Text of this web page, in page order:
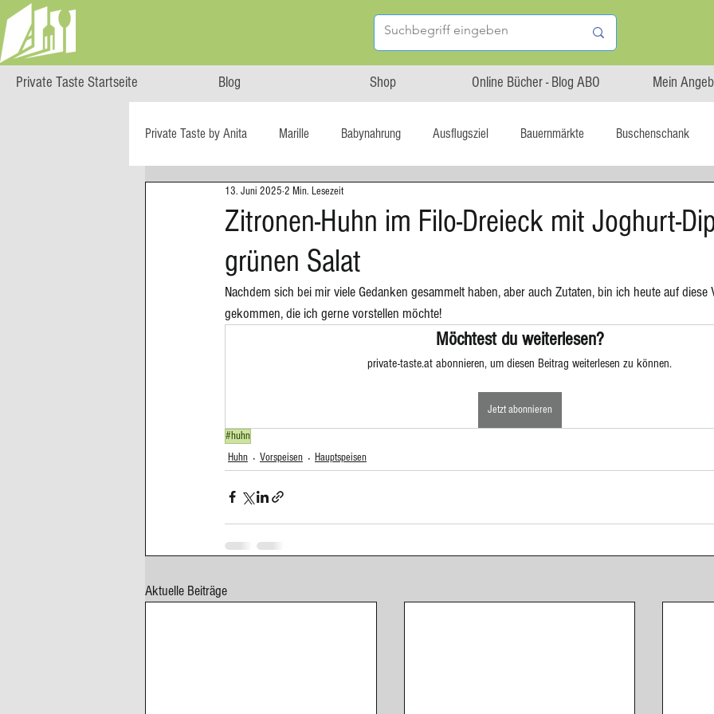
Private Taste Startseite Blog Shop Online Bücher - Blog ABO Mein
Private Taste by Anita Marille Babynahrung Ausflugsziel Bauernmärkte Buschenschank
Cooking Class HERZGENUSS
Reise-Blog Regional statt global
Big Green Egg Dessert Blätterteig Blechkuchen Brot Biskuit Burger
Eingelegtes, Eingekochtes, Dörren
Feigen Fisch
Zitronen-Huhn im Filo-Dreieck mit Joghurt-
grünen Salat
13. Juni 2025 2 Min. Lesezeit
Nachdem sich bei mir viele Gedanken gesammelt haben, aber auch Zutaten, bin ich heute auf diese
gekommen, die ich gerne vorstellen möchte!
Möchtest du weiterlesen?
private-taste.at abonnieren, um diesen Beitrag weiterlesen zu können.
Jetzt abonnieren
#huhn
Huhn
Vorspeisen Hauptspeisen
Aktuelle Beiträge